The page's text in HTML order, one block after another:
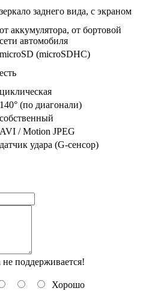
зеркало заднего вида, с экраном
от аккумулятора, от бортовой
сети автомобиля
microSD (microSDHC)
есть
циклическая
140° (по диагонали)
собственный
AVI / Motion JPEG
датчик удара (G-сенсор)
поддерживается!
Хорошо